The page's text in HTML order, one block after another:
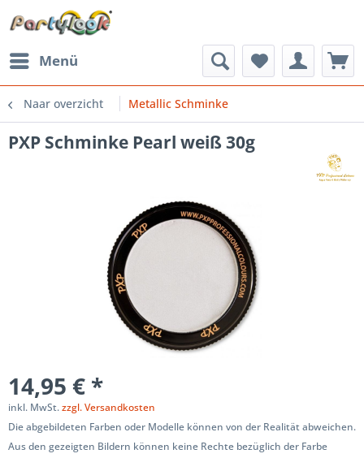
Menü
Naar overzicht Metallic Schminke
PXP Schminke Pearl weiß 30g
14,95 € *
inkl. MwSt.zzgl. Versandkosten
Die abgebildeten Farben oder Modelle können von der Realität abweichen.
Aus den gezeigten Bildern können keine Rechte bezüglich der Farbe